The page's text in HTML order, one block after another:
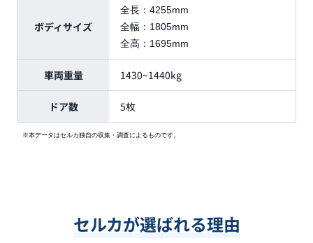
ボディサイズ
全長： 4255mm
全幅： 1805mm
全高： 1695mm
車両重量 1430~1440kg
ドア数 5枚
※本データはセルカ独自の収集・調査によるものです。
セルカが選ばれる理由